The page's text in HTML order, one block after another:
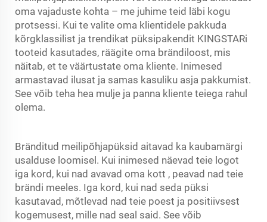
oma vajaduste kohta – me juhime teid läbi kogu
protsessi. Kui te valite oma klientidele pakkuda
kõrgklassilist ja trendikat püksipakendit KINGSTARi
tooteid kasutades, räägite oma brändiloost, mis
näitab, et te väärtustate oma kliente. Inimesed
armastavad ilusat ja samas kasuliku asja pakkumist.
See võib teha hea mulje ja panna kliente teiega rahul
olema.
Bränditud meilipõhjapüksid aitavad ka kaubamärgi
usalduse loomisel. Kui inimesed näevad teie logot
iga kord, kui nad avavad oma kott , peavad nad teie
brändi meeles. Iga kord, kui nad seda püksi
kasutavad, mõtlevad nad teie poest ja positiivsest
kogemusest, mille nad seal said. See võib